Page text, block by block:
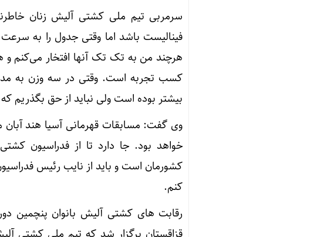
سرمربی تیم ملی کشتی آلیش زنان
فینالیست باشد اما وقتی جدول را به
هرچند من به تک تک آنها افتخار می‌کنم
بیشتر بوده است ولی نباید از حق بگذریم که
وی گفت: مسابقات قهرمانی آسیا هند آبان
خواهد بود. جا دارد تا از فدراسیون
کشورمان است و باید از نایب رئیس
کنم.